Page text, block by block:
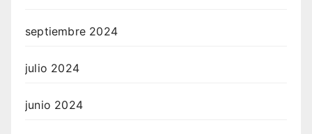
septiembre 2024
julio 2024
junio 2024